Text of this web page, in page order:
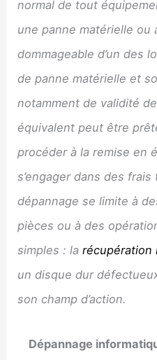
normal de tout
une panne matérielle ou
dommageable d’un des
de panne matérielle et
notamment de validité
équivalent peut être
procéder à la remise en
s’engager dans des
dépannage se limite à
pièces ou à des
simples : larécupération
un disque dur
son champ d’action.
Dépannage